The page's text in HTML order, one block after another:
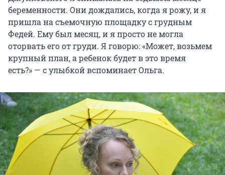
беременности. Они дождались, когда я рожу, и я
пришла на съемочную площадку с грудным
Федей. Ему был месяц, и я просто не могла
оторвать его от груди. Я говорю: «Может, возьмем
крупный план, а ребенок будет в это время
есть?» — с улыбкой вспоминает Ольга.